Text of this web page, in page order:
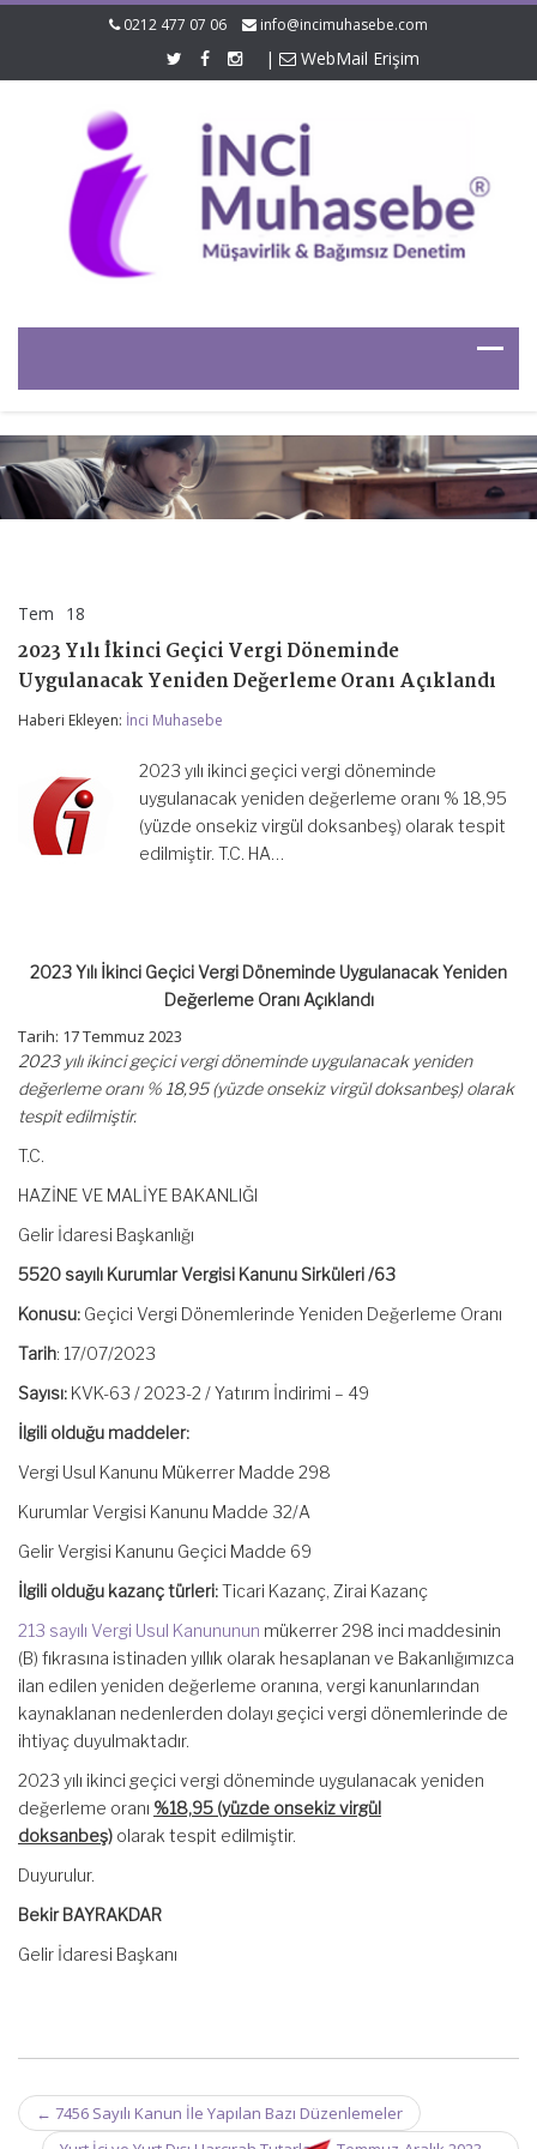
0212 477 07 06 info@incimuhasebe.com
| WebMail Erişim
Tem 18
İkinci
Geçici
Döneminde
Değerleme
Oranı
Açıklandı
2023 Yılı İkinci Geçici Vergi Döneminde
Uygulanacak Yeniden Değerleme Oranı Açıklandı
Haberi Ekleyen: İnci Muhasebe
2023 yılı ikinci geçici vergi döneminde
uygulanacak yeniden değerleme oranı % 18,95
(yüzde onsekiz virgül doksanbeş) olarak tespit
edilmiştir. T.C. HA…
2023 Yılı İkinci Geçici Vergi Döneminde Uygulanacak Yeniden
Değerleme Oranı Açıklandı
Tarih: 17 Temmuz 2023
2023 yılı ikinci geçici vergi döneminde uygulanacak yeniden
değerleme oranı % 18,95 (yüzde onsekiz virgül doksanbeş) olarak
tespit edilmiştir.
T.C.
HAZİNE VE MALİYE BAKANLIĞI
Gelir İdaresi Başkanlığı
5520 sayılı Kurumlar Vergisi Kanunu Sirküleri /63
Konusu: Geçici Vergi Dönemlerinde Yeniden Değerleme Oranı
Tarih: 17/07/2023
Sayısı: KVK-63 / 2023-2 / Yatırım İndirimi – 49
İlgili olduğu maddeler:
Vergi Usul Kanunu Mükerrer Madde 298
Kurumlar Vergisi Kanunu Madde 32/A
Gelir Vergisi Kanunu Geçici Madde 69
İlgili olduğu kazanç türleri:Ticari Kazanç, Zirai Kazanç
213 sayılı Vergi Usul Kanununun mükerrer 298 inci maddesinin
(B) fıkrasına istinaden yıllık olarak hesaplanan ve Bakanlığımızca
ilan edilen yeniden değerleme oranına, vergi kanunlarından
kaynaklanan nedenlerden dolayı geçici vergi dönemlerinde de
ihtiyaç duyulmaktadır.
2023 yılı ikinci geçici vergi döneminde uygulanacak yeniden
değerleme oranı %18,95 (yüzde onsekiz virgül
doksanbeş) olarak tespit edilmiştir.
Duyurulur.
Bekir BAYRAKDAR
Gelir İdaresi Başkanı
Post
navigation
← 7456 Sayılı Kanun İle Yapılan Bazı Düzenlemeler